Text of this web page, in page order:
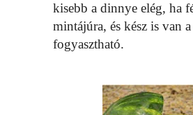
kisebb a dinnye elég, ha
mintájúra, és kész is van
fogyasztható.